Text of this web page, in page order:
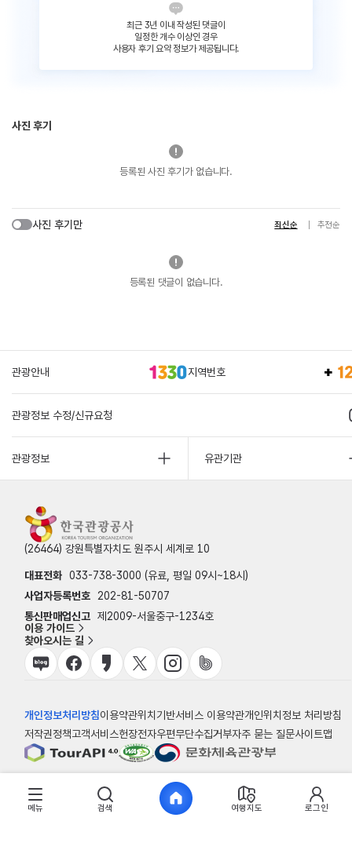
최근 3년 이내 작성된 댓글이
일정한 개수 이상인 경우
사용자 후기 요약 정보가 제공됩니다.
사진 후기
등록된 사진 후기가 없습니다.
사진 후기만 최신순 추천순
등록된 댓글이 없습니다.
관광안내 지역번호
관광정보 수정/신규요청
관광정보 유관기관
(26464) 강원특별자치도 원주시 세계로 10
대표전화 033-738-3000 (유료, 평일 09시~18시)
사업자등록번호
202-81-50707
통신판매업신고 제2009-서울중구-1234호
이용 가이드
찾아오시는 길
개인정보처리방침이용약관위치기반서비스 이용약관개인위치정보 처리방침
저작권정책고객서비스헌장전자우편무단수집거부자주 묻는 질문사이트맵
© 한국관광공사
메뉴 검색 여행지도 로그인